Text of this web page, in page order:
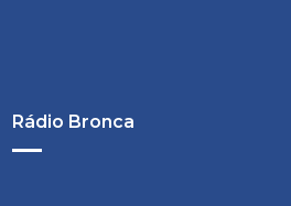
Rádio Bronca